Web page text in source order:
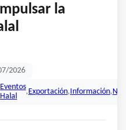
la
2026
Eventos
Halal
, Exportación, Información,